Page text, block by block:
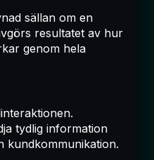
sällan om en
resultatet av hur
genom hela
tydlig information
kundkommunikation.